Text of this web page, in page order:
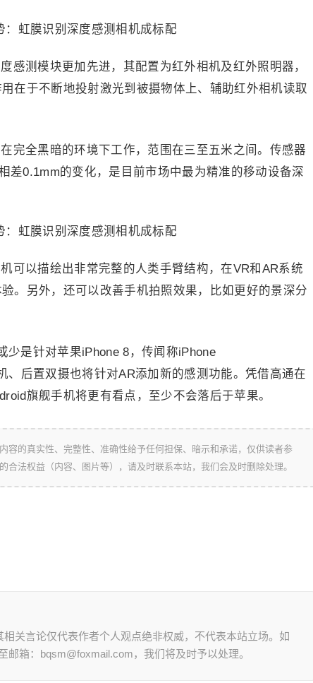
感测模块更加先进，其配置为红外相机及红外照明器，
在于不断地投射激光到被摄物体上、辅助红外相机读取
完全黑暗的环境下工作，范围在三至五米之间。传感器
差0.1mm的变化，是目前市场中最为精准的移动设备深
可以描绘出非常完整的人类手臂结构，在VR和AR系统
。另外，还可以改善手机拍照效果，比如更好的景深分
少是针对苹果iPhone 8，传闻称iPhone
、后置双摄也将针对AR添加新的感测功能。凭借高通在
旗舰手机将更有看点，至少不会落后于苹果。
容的真实性、完整性、准确性给予任何担保、暗示和承诺，仅供读者参
法权益（内容、图片等），请及时联系本站，我们会及时删除处理。
相关言论仅代表作者个人观点绝非权威，不代表本站立场。如
箱：bqsm@foxmail.com，我们将及时予以处理。